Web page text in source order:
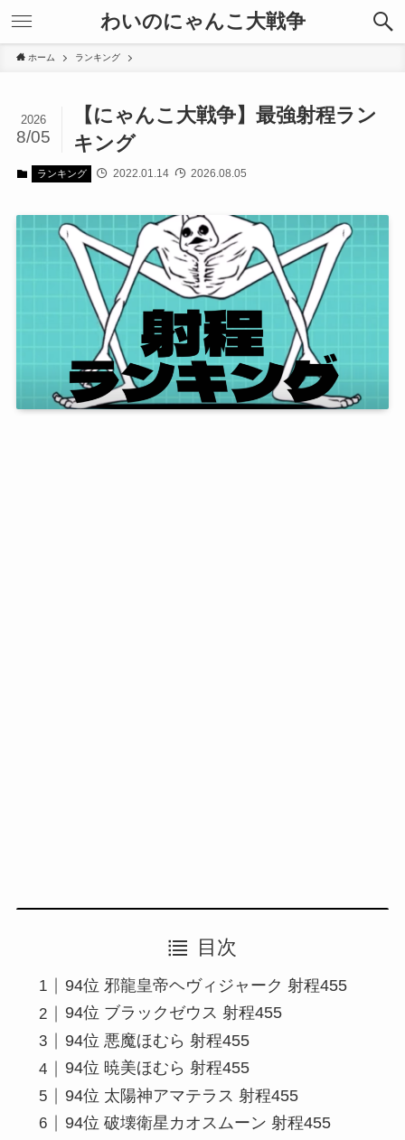
わいのにゃんこ大戦争
ホーム ランキング
【にゃんこ大戦争】最強射程ラン
キング
2026
8/05
ランキング 2022.01.14 2026.08.05
目次
94位 邪龍皇帝ヘヴィジャーク 射程455
94位 ブラックゼウス 射程455
94位 悪魔ほむら 射程455
94位 暁美ほむら 射程455
94位 太陽神アマテラス 射程455
94位 破壊衛星カオスムーン 射程455